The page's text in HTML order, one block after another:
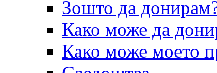
Зошто да
Како може да
Како може моето